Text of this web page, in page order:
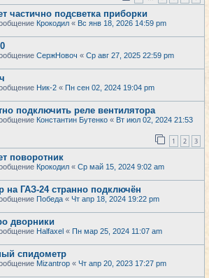
частично подсветка приборки
Крокодил « Вс янв 18, 2026 14:59 pm
СержНовоч « Ср авг 27, 2025 22:59 pm
Ник-2 « Пн сен 02, 2024 19:04 pm
подключить реле вентилятора
Константин Бутенко « Вт июл 02, 2024 21:53
1 2 3
поворотник
Крокодил « Ср май 15, 2024 9:02 am
на ГАЗ-24 странно подключён
Победа « Чт апр 18, 2024 19:22 pm
дворники
Halfaxel « Пн мар 25, 2024 11:07 am
спидометр
Mizantrop « Чт апр 20, 2023 17:27 pm